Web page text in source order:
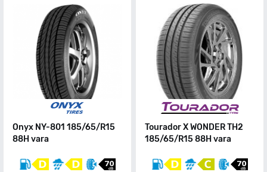
Onyx NY-801 185/65/R15
88H vara
Tourador X WONDER TH2
185/65/R15 88H vara